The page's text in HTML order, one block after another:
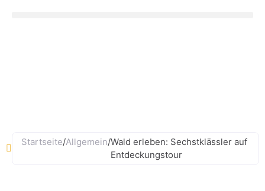
Startseite/Allgemein/Wald erleben: Sechst­klässler auf
Entdeckungstour